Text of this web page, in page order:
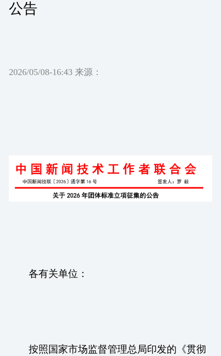
公告
2026/05/08-16:43 来源：
各有关单位：
按照国家市场监督管理总局印发的《贯彻